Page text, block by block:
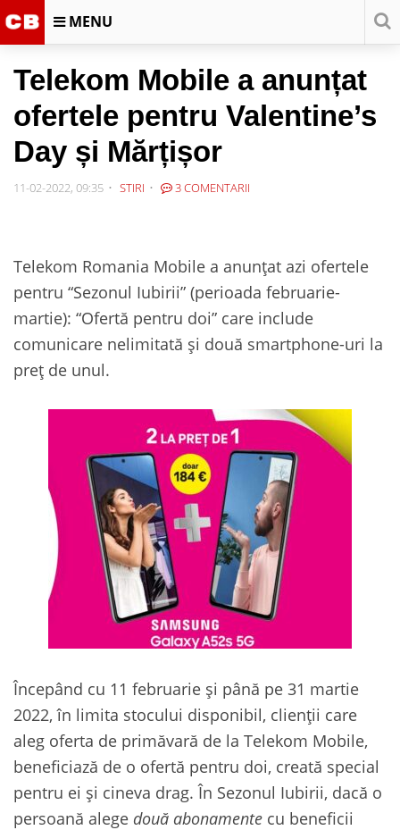
MENU
Telekom Mobile a anunțat
ofertele pentru Valentine’s
Day și Mărțișor
11-02-2022, 09:35 STIRI 3 COMENTARII
Telekom Romania Mobile a anunțat azi ofertele
pentru “Sezonul Iubirii” (perioada februarie-
martie): “Ofertă pentru doi” care include
comunicare nelimitată și două smartphone-uri la
preț de unul.
Începând cu 11 februarie și până pe 31 martie
2022, în limita stocului disponibil, clienții care
aleg oferta de primăvară de la Telekom Mobile,
beneficiază de o ofertă pentru doi, creată special
pentru ei și cineva drag. În Sezonul Iubirii, dacă o
persoană alege două abonamente cu beneficii